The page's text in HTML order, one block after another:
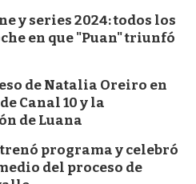
y series 2024: todos los
en que "Puan" triunfó
de Natalia Oreiro en
Canal 10 y la
de Luana
programa y celebró
del proceso de